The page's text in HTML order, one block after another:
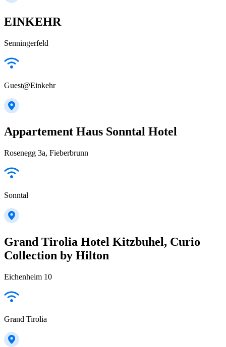
EINKEHR
Senningerfeld
Guest@Einkehr
Appartement Haus Sonntal Hotel
Rosenegg 3a, Fieberbrunn
Sonntal
Grand Tirolia Hotel Kitzbuhel, Curio
Collection by Hilton
Eichenheim 10
Grand Tirolia